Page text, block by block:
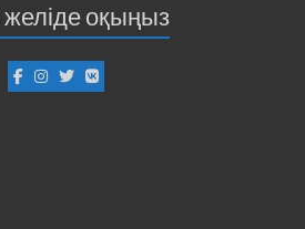
желіде оқыңыз